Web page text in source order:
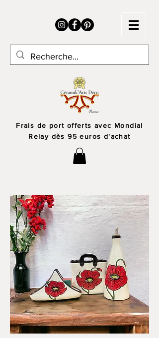
Frais de port offerts avec Mondial
Relay dès 95 euros d'achat